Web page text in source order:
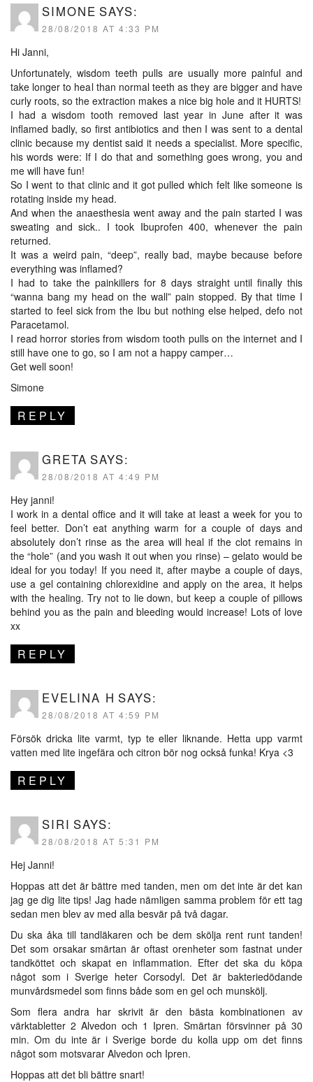
SIMONE SAYS:
28/08/2018 AT 4:33 PM
Hi Janni,
Unfortunately, wisdom teeth pulls are usually more painful and
take longer to heal than normal teeth as they are bigger and have
curly roots, so the extraction makes a nice big hole and it HURTS!
I had a wisdom tooth removed last year in June after it was
inflamed badly, so first antibiotics and then I was sent to a dental
clinic because my dentist said it needs a specialist. More specific,
his words were: If I do that and something goes wrong, you and
me will have fun!
So I went to that clinic and it got pulled which felt like someone is
rotating inside my head.
And when the anaesthesia went away and the pain started I was
sweating and sick.. I took Ibuprofen 400, whenever the pain
returned.
It was a weird pain, “deep”, really bad, maybe because before
everything was inflamed?
I had to take the painkillers for 8 days straight until finally this
“wanna bang my head on the wall” pain stopped. By that time I
started to feel sick from the Ibu but nothing else helped, defo not
Paracetamol.
I read horror stories from wisdom tooth pulls on the internet and I
still have one to go, so I am not a happy camper…
Get well soon!
Simone
REPLY
GRETA SAYS:
28/08/2018 AT 4:49 PM
Hey janni!
I work in a dental office and it will take at least a week for you to
feel better. Don’t eat anything warm for a couple of days and
absolutely don’t rinse as the area will heal if the clot remains in
the “hole” (and you wash it out when you rinse) – gelato would be
ideal for you today! If you need it, after maybe a couple of days,
use a gel containing chlorexidine and apply on the area, it helps
with the healing. Try not to lie down, but keep a couple of pillows
behind you as the pain and bleeding would increase! Lots of love
xx
REPLY
EVELINA H SAYS:
28/08/2018 AT 4:59 PM
Försök dricka lite varmt, typ te eller liknande. Hetta upp varmt
vatten med lite ingefära och citron bör nog också funka! Krya <3
REPLY
SIRI SAYS:
28/08/2018 AT 5:31 PM
Hej Janni!
Hoppas att det är bättre med tanden, men om det inte är det kan
jag ge dig lite tips! Jag hade nämligen samma problem för ett tag
sedan men blev av med alla besvär på två dagar.
Du ska åka till tandläkaren och be dem skölja rent runt tanden!
Det som orsakar smärtan är oftast orenheter som fastnat under
tandköttet och skapat en inflammation. Efter det ska du köpa
något som i Sverige heter Corsodyl. Det är bakteriedödande
munvårdsmedel som finns både som en gel och munskölj.
Som flera andra har skrivit är den bästa kombinationen av
värktabletter 2 Alvedon och 1 Ipren. Smärtan försvinner på 30
min. Om du inte är i Sverige borde du kolla upp om det finns
något som motsvarar Alvedon och Ipren.
Hoppas att det bli bättre snart!